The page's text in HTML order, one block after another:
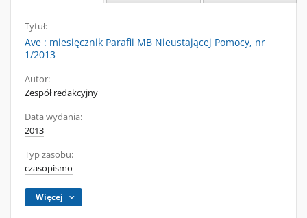
Tytuł:
Ave : miesięcznik Parafii MB Nieustającej Pomocy, nr
1/2013
Autor:
Zespół redakcyjny
Data wydania:
2013
Typ zasobu:
czasopismo
Więcej